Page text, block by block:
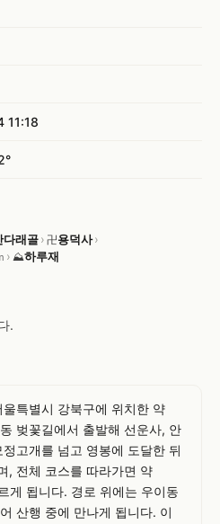
11:18
다래골› 卍용덕사›
› ⛰하루재
.
특별시 강북구에 위치한 약
벚꽃길에서 출발해 선운사, 안
고개를 넘고 영봉에 도달한 뒤
, 전체 코스를 따라가면 약
게 됩니다. 경로 위에는 우이동
산행 중에 만나게 됩니다. 이